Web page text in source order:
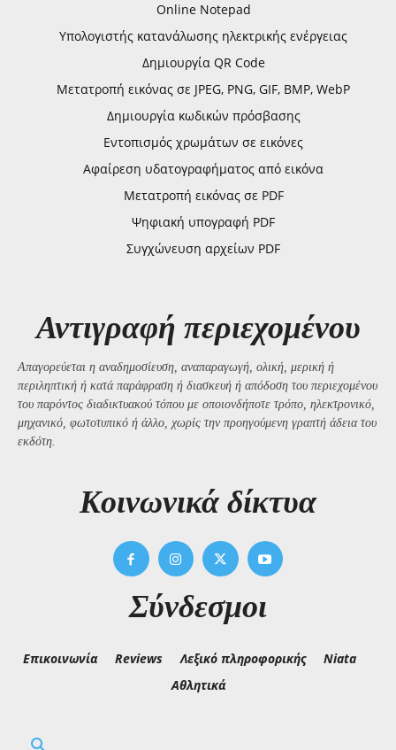
Online Notepad
Υπολογιστής κατανάλωσης ηλεκτρικής ενέργειας
Δημιουργία QR Code
Μετατροπή εικόνας σε JPEG, PNG, GIF, BMP, WebP
Δημιουργία κωδικών πρόσβασης
Εντοπισμός χρωμάτων σε εικόνες
Αφαίρεση υδατογραφήματος από εικόνα
Μετατροπή εικόνας σε PDF
Ψηφιακή υπογραφή PDF
Συγχώνευση αρχείων PDF
Αντιγραφή περιεχομένου
Απαγορεύεται η αναδημοσίευση, αναπαραγωγή, ολική, μερική ή
περιληπτική ή κατά παράφραση ή διασκευή ή απόδοση του περιεχομένου
του παρόντος διαδικτυακού τόπου με οποιονδήποτε τρόπο, ηλεκτρονικό,
μηχανικό, φωτοτυπικό ή άλλο, χωρίς την προηγούμενη γραπτή άδεια του
εκδότη.
Kοινωνικά δίκτυα
Σύνδεσμοι
Επικοινωνία Reviews Λεξικό πληροφορικής
Niata
Αθλητικά